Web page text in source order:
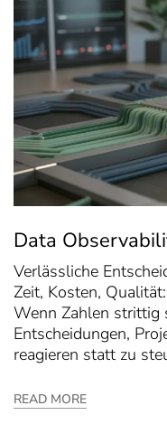
Data
Verlässliche
Zeit, Kosten,
Wenn Zahlen strittig
Entscheidungen,
reagieren statt zu
READ MORE